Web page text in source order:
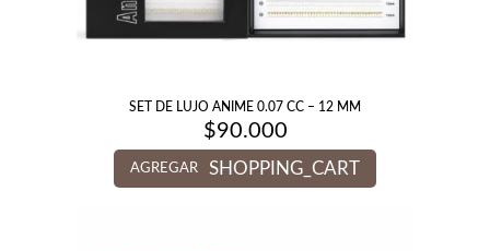
SET DE LUJO ANIME 0.07 CC – 12 MM
$90.000
AGREGAR SHOPPING_CART